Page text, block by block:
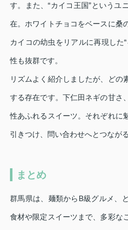
す。また、“カイコ王国”というユ
在。ホワイトチョコをベースに桑
カイコの幼虫をリアルに再現した
性も抜群です。
リズムよく紹介しましたが、どの
する存在です。下仁田ネギの甘さ
性あふれるスイーツ。それぞれに
引きつけ、問い合わせへとつなが
まとめ
群馬県は、麺類からB級グルメ、
食材や限定スイーツまで、多彩な